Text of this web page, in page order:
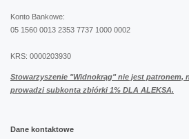
Konto Bankowe:
05 1560 0013 2353 7737 1000 0002
KRS: 0000203930
Stowarzyszenie "Widnokrąg" nie jest patronem,
prowadzi subkonta zbiórki 1% DLA ALEKSA.
Dane kontaktowe